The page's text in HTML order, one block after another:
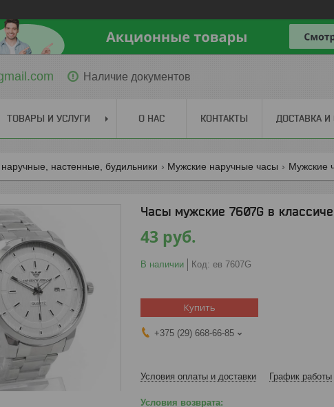
Наличие документов
ТОВАРЫ И УСЛУГИ О НАС КОНТАКТЫ ДОСТАВКА И
настенные, будильники Мужские наручные часы Мужские
Часы мужские 7607G в
43 руб.
В наличии Код: ев 7607G
Купить
+375 (29) 668-66-85
Условия оплаты и доставки График работы